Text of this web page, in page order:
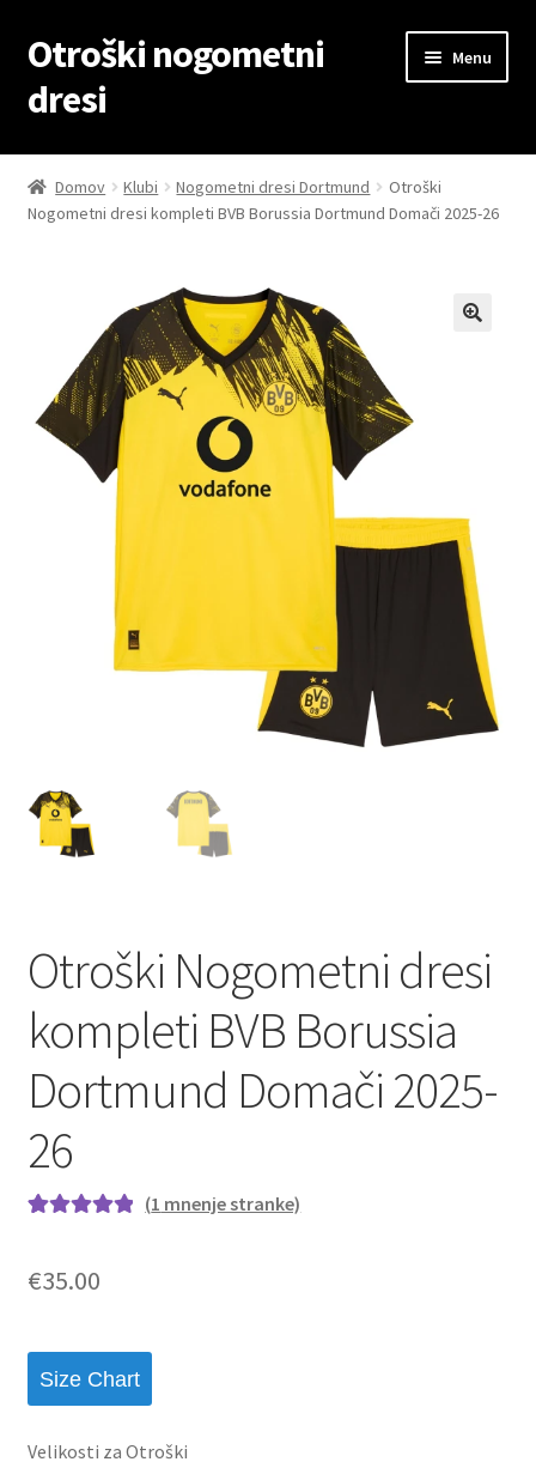
Skip
to
navigation
Skip
to
content
Otroški nogometni
dresi
Menu
Domov
Blog
Košarica
Moj račun
Trgovina
Domov Klubi Nogometni dresi Dortmund
Otroški
Nogometni dresi kompleti BVB Borussia Dortmund Domači 2025-26
Otroški Nogometni dresi
kompleti BVB Borussia
Dortmund Domači 2025-
26
podlagi ocene
(1 mnenje stranke)
€35.00
Size Chart
Velikosti za Otroški